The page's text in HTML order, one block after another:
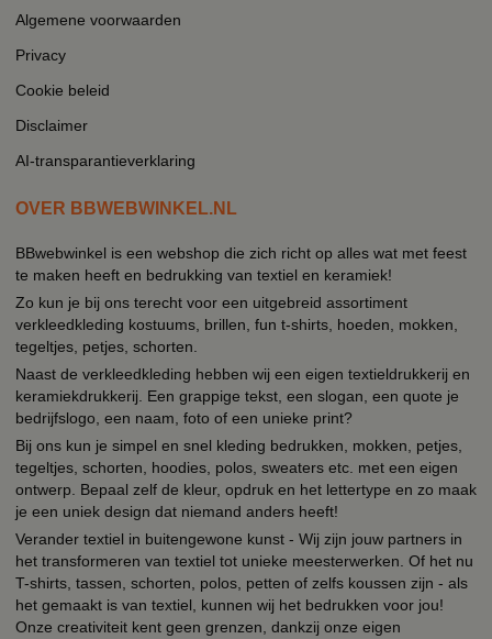
Algemene voorwaarden
Privacy
Cookie beleid
Disclaimer
AI-transparantieverklaring
OVER BBWEBWINKEL.NL
BBwebwinkel is een webshop die zich richt op alles wat met feest
te maken heeft en bedrukking van textiel en keramiek!
Zo kun je bij ons terecht voor een uitgebreid assortiment
verkleedkleding kostuums, brillen, fun t-shirts, hoeden, mokken,
tegeltjes, petjes, schorten.
Naast de verkleedkleding hebben wij een eigen textieldrukkerij en
keramiekdrukkerij. Een grappige tekst, een slogan, een quote je
bedrijfslogo, een naam, foto of een unieke print?
Bij ons kun je simpel en snel kleding bedrukken, mokken, petjes,
tegeltjes, schorten, hoodies, polos, sweaters etc. met een eigen
ontwerp. Bepaal zelf de kleur, opdruk en het lettertype en zo maak
je een uniek design dat niemand anders heeft!
Verander textiel in buitengewone kunst - Wij zijn jouw partners in
het transformeren van textiel tot unieke meesterwerken. Of het nu
T-shirts, tassen, schorten, polos, petten of zelfs koussen zijn - als
het gemaakt is van textiel, kunnen wij het bedrukken voor jou!
Onze creativiteit kent geen grenzen, dankzij onze eigen